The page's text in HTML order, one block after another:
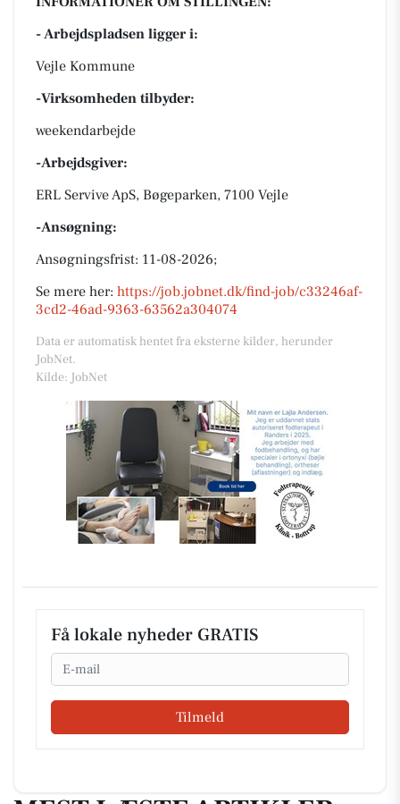
- Arbejdspladsen ligger i:
Vejle Kommune
-Virksomheden tilbyder:
weekendarbejde
-Arbejdsgiver:
ERL Servive ApS, Bøgeparken, 7100 Vejle
-Ansøgning:
Ansøgningsfrist: 11-08-2026;
Se mere her: https://job.jobnet.dk/find-job/c33246af-
3cd2-46ad-9363-63562a304074
Data er automatisk hentet fra eksterne kilder, herunder
JobNet.
Kilde: JobNet
Få lokale nyheder GRATIS
Email
Tilmeld